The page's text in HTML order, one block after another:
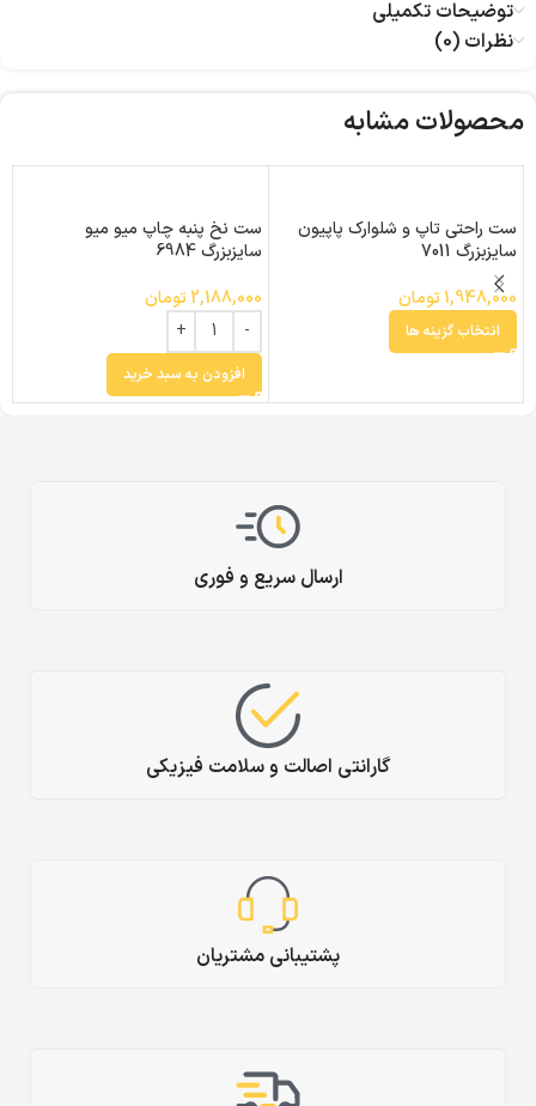
توضیحات تکمیلی
نظرات (0)
محصولات مشابه
ست راحتی تاپ و شلوارک پاپیون
سایزبزرگ 7011
1,948,000تومان
انتخاب گزینه ها
ست نخ پنبه چاپ میو میو
سایزبزرگ 6984
2,188,000تومان
افزودن به سبد خرید
ارسال سریع و فوری
گارانتی اصالت و سلامت فیزیکی
پشتیبانی مشتریان